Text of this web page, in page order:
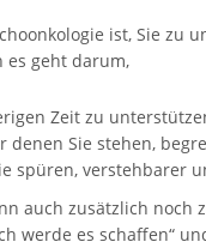
ist, Sie
es geht darum,
Zeit zu
Sie stehen,
spüren, verstehbarer
auch zusätzlich
werde es schaffen“